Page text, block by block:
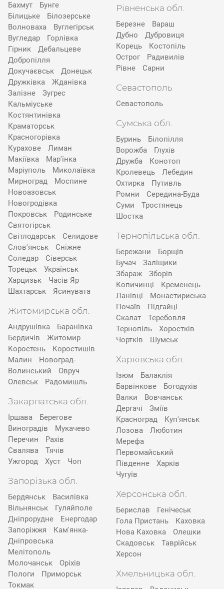
Бахмут
Бунге
Білицьке
Білозерське
Волноваха
Вуглегірськ
Вугледар
Горлівка
Гірник
Дебальцеве
Добропілля
Докучаєвськ
Донецьк
Дружківка
Жданівка
Залізне
Зугрес
Кальміуське
Костянтинівка
Краматорськ
Красногорівка
Курахове
Лиман
Макіївка
Мар'їнка
Маріуполь
Миколаївка
Мирноград
Моспине
Новоазовськ
Новогродівка
Покровськ
Родинське
Святогірськ
Світлодарськ
Селидове
Слов'янськ
Сніжне
Соледар
Сіверськ
Торецьк
Українськ
Харцизьк
Часів Яр
Шахтарськ
Ясинувата
Житомирська обл.
Андрушівка
Баранівка
Бердичів
Житомир
Коростень
Коростишів
Малин
Новоград-
Волинський
Овруч
Олевськ
Радомишль
Закарпатська обл.
Іршава
Берегове
Виноградів
Мукачево
Перечин
Рахів
Свалява
Тячів
Ужгород
Хуст Чоп
Запорізька обл.
Бердянськ
Василівка
Вільнянськ
Гуляйполе
Дніпрорудне
Енергодар
Запоріжжя
Кам'янка-
Дніпровська
Мелітополь
Молочанськ
Оріхів
Пологи
Приморськ
Токмак
Рівненська обл.
Березне
Вараш
Дубно
Дубровиця
Корець
Костопіль
Острог
Радивилів
Рівне
Сарни
Севастополь
Севастополь
Сумська обл.
Буринь
Білопілля
Ворожба
Глухів
Дружба
Конотоп
Кролевець
Лебедин
Охтирка
Путивль
Ромни
Середина-Буда
Суми
Тростянець
Шостка
Тернопільська обл.
Бережани
Борщів
Бучач
Заліщики
Збараж
Зборів
Копичинці
Кременець
Ланівці
Монастириська
Почаїв
Підгайці
Скалат
Теребовля
Тернопіль
Хоростків
Чортків
Шумськ
Харківська обл.
Ізюм
Балаклія
Барвінкове
Богодухів
Валки
Вовчанськ
Дергачі
Зміїв
Красноград
Куп'янськ
Лозова
Люботин
Мерефа
Первомайський
Південне
Харків
Чугуїв
Херсонська обл.
Берислав
Генічеськ
Гола Пристань
Каховка
Нова Каховка
Олешки
Скадовськ
Таврійськ
Херсон
Хмельницька обл.